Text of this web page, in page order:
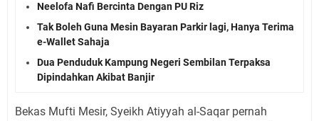
Neelofa Nafi Bercinta Dengan PU Riz
Tak Boleh Guna Mesin Bayaran Parkir lagi, Hanya Terima
e-Wallet Sahaja
Dua Penduduk Kampung Negeri Sembilan Terpaksa
Dipindahkan Akibat Banjir
Bekas Mufti Mesir, Syeikh Atiyyah al-Saqar pernah